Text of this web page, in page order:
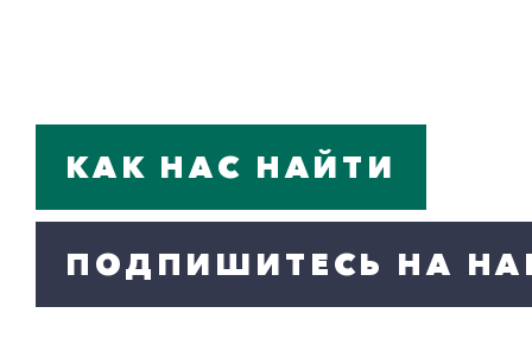
КАК НАС НАЙТИ
ПОДПИШИТЕСЬ НА